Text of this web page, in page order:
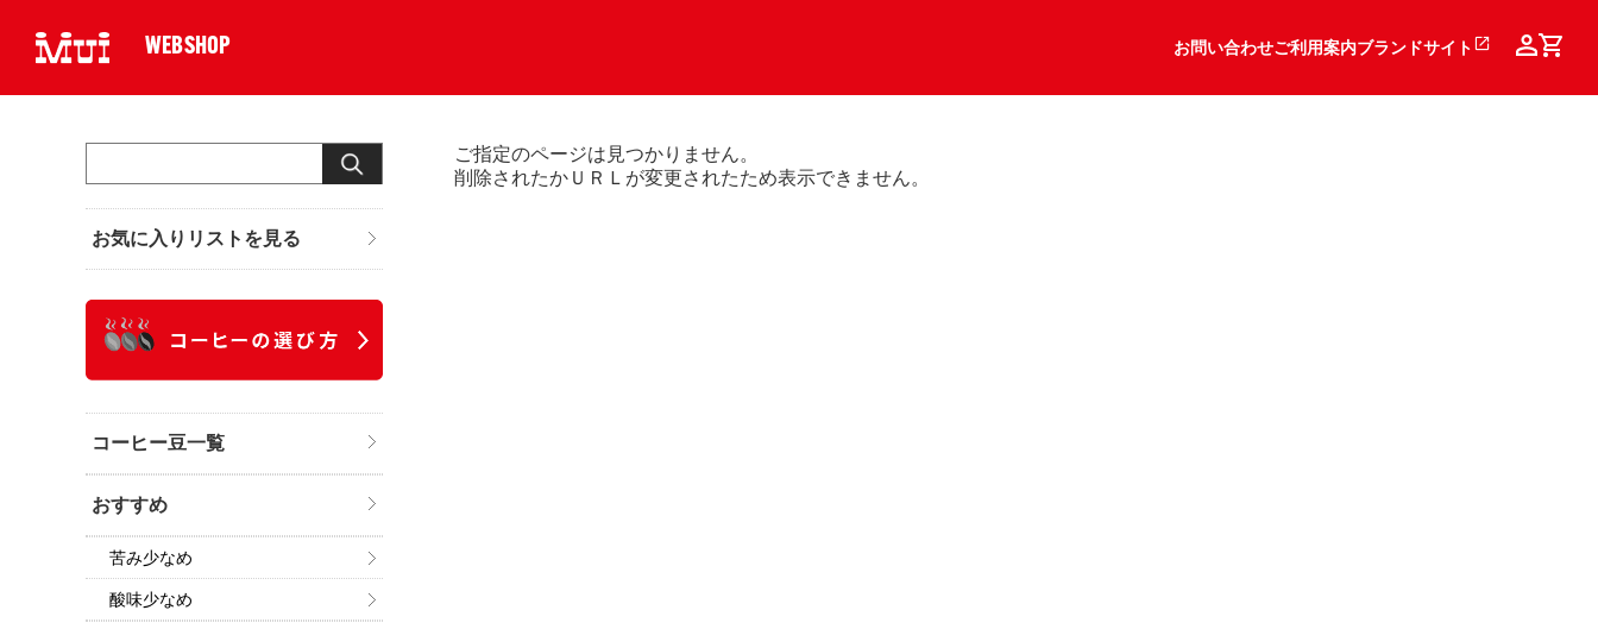
WEBSHOP お問い合わせご利用案内ブランドサイト
ご指定のページは見つかりません。
削除されたかＵＲＬが変更されたため表示できません。
お気に入りリストを見る
コーヒー豆一覧
おすすめ
苦み少なめ
酸味少なめ